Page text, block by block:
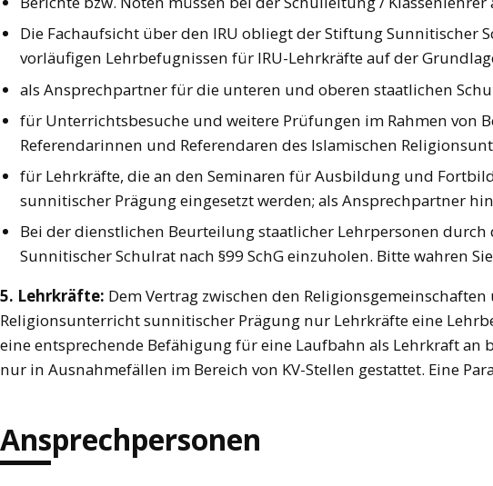
Die Fachaufsicht über den IRU obliegt der Stiftung
vorläufigen Lehrbefugnissen für IRU-Lehrkräfte auf der
als Ansprechpartner für die unteren und oberen staatlichen
für Unterrichtsbesuche und weitere Prüfungen im Rahmen
Referendarinnen und Referendaren des Islamischen
für Lehrkräfte, die an den Seminaren für Ausbildung und
sunnitischer Prägung eingesetzt werden; als Ansprechpartner
Bei der dienstlichen Beurteilung staatlicher Lehrpersonen
Sunnitischer Schulrat nach §99 SchG einzuholen. Bitte wahren
5. Lehrkräfte: Dem Vertrag zwischen den
Religionsunterricht sunnitischer Prägung nur Lehrkräfte eine
eine entsprechende Befähigung für eine Laufbahn als Lehrkraft
nur in Ausnahmefällen im Bereich von KV-Stellen gestattet. Eine
Ansprechpersonen